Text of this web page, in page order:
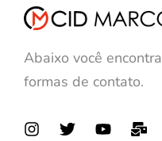
Abaixo você
formas de contato.